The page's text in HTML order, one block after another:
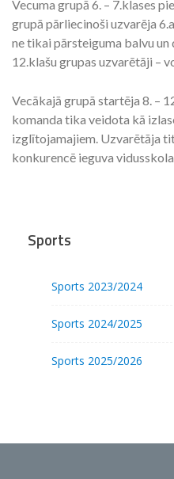
Vecuma grupā 6. – 7.klases
grupā pārliecinoši uzvarēja
ne tikai pārsteiguma balvu
12.klašu grupas uzvarētāji –
Vecākajā grupā startēja 8. –
komanda tika veidota kā
izglītojamajiem. Uzvarētāja
konkurencē ieguva
Sports
Sports 2023/2024
Sports 2024/2025
Sports 2025/2026